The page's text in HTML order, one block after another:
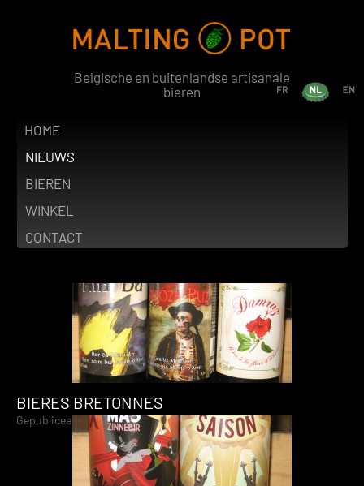
Belgische en buitenlandse artisanale
bieren
HOME
NIEUWS
BIEREN
WINKEL
CONTACT
BIERES BRETONNES
Gepubliceerd op 22 oktober 2013